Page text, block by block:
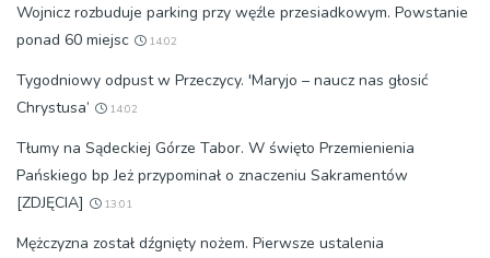
Wojnicz rozbuduje parking przy węźle przesiadkowym. Powstanie
ponad 60 miejsc
14:02
Tygodniowy odpust w Przeczycy. 'Maryjo – naucz nas głosić
Chrystusa’
14:02
Tłumy na Sądeckiej Górze Tabor. W święto Przemienienia
Pańskiego bp Jeż przypominał o znaczeniu Sakramentów
[ZDJĘCIA]
13:01
Mężczyzna został dźgnięty nożem. Pierwsze ustalenia